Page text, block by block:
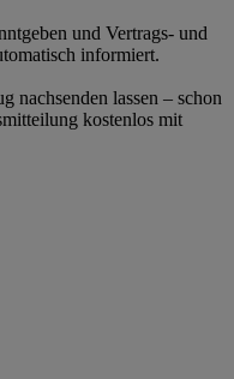
und Vertrags- und
informiert.
nachsenden lassen – schon
kostenlos mit